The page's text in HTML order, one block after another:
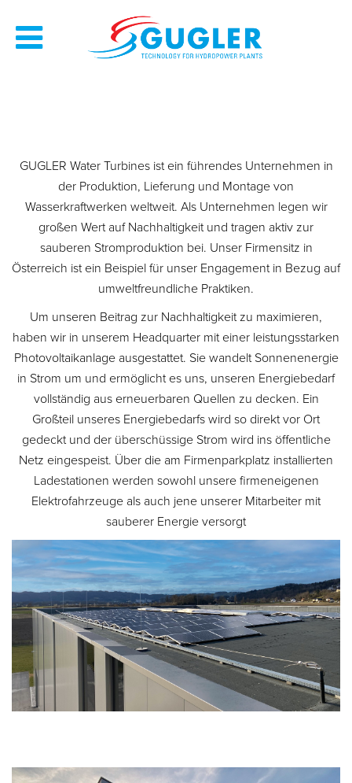
GUGLER Water Turbines ist ein führendes Unternehmen in
der Produktion, Lieferung und Montage von
Wasserkraftwerken weltweit. Als Unternehmen legen wir
großen Wert auf Nachhaltigkeit und tragen aktiv zur
sauberen Stromproduktion bei. Unser Firmensitz in
Österreich ist ein Beispiel für unser Engagement in Bezug auf
umweltfreundliche Praktiken.
Um unseren Beitrag zur Nachhaltigkeit zu maximieren,
haben wir in unserem Headquarter mit einer leistungsstarken
Photovoltaikanlage ausgestattet. Sie wandelt Sonnenenergie
in Strom um und ermöglicht es uns, unseren Energiebedarf
vollständig aus erneuerbaren Quellen zu decken. Ein
Großteil unseres Energiebedarfs wird so direkt vor Ort
gedeckt und der überschüssige Strom wird ins öffentliche
Netz eingespeist. Über die am Firmenparkplatz installierten
Ladestationen werden sowohl unsere firmeneigenen
Elektrofahrzeuge als auch jene unserer Mitarbeiter mit
sauberer Energie versorgt